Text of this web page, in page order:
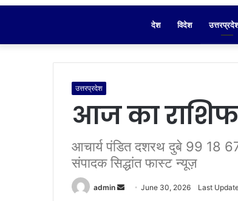
देश विदेश
उत्तरप्रदेश
आज का
आचार्य पंडित दशरथ दुबे 99 18
संपादक सिद्धांत फास्ट न्यूज़
admin June 30, 2026 Last